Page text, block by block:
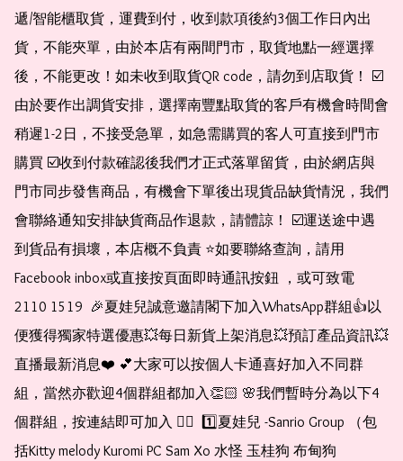
遞/智能櫃取貨，運費到付，收到款項後約3個工作日內出
貨，不能夾單，由於本店有兩間門市，取貨地點一經選擇
後，不能更改！如未收到取貨QR code，請勿到店取貨！ ☑️
由於要作出調貨安排，選擇南豐點取貨的客戶有機會時間會
稍遲1-2日，不接受急單，如急需購買的客人可直接到門市
購買 ☑️收到付款確認後我們才正式落單留貨，由於網店與
門市同步發售商品，有機會下單後出現貨品缺貨情況，我們
會聯絡通知安排缺貨商品作退款，請體諒！ ☑️運送途中遇
到貨品有損壞，本店概不負責 ⭐️如要聯絡查詢，請用
Facebook inbox或直接按頁面即時通訊按鈕 ，或可致電
2110 1519  🎉夏娃兒誠意邀請閣下加入WhatsApp群組👍以
便獲得獨家特選優惠💥每日新貨上架消息💥預訂產品資訊💥
直播最新消息❤️ 💕大家可以按個人卡通喜好加入不同群
組，當然亦歡迎4個群組都加入👏🏻 🌸我們暫時分為以下4
個群組，按連結即可加入 👇🏻  1️⃣夏娃兒 -Sanrio Group （包
括Kitty melody Kuromi PC Sam Xo 水怪 玉桂狗 布甸狗